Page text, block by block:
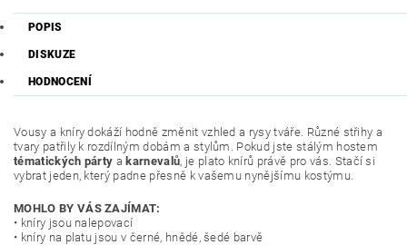
POPIS
DISKUZE
HODNOCENÍ
Vousy a kníry dokáží hodně změnit vzhled a rysy tváře. Různé střihy a
tvary patřily k rozdílným dobám a stylům. Pokud jste stálým hostem
tématických párty a karnevalů, je plato knírů právě pro vás. Stačí si
vybrat jeden, který padne přesně k vašemu nynějšímu kostýmu.
MOHLO BY VÁS ZAJÍMAT:
• kníry jsou nalepovací
• kníry na platu jsou v černé, hnědé, šedé barvě